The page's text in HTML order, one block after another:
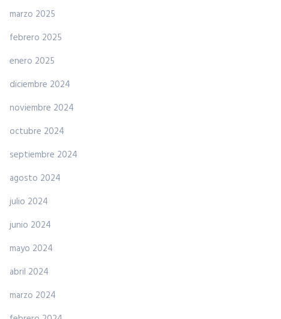
marzo 2025
febrero 2025
enero 2025
diciembre 2024
noviembre 2024
octubre 2024
septiembre 2024
agosto 2024
julio 2024
junio 2024
mayo 2024
abril 2024
marzo 2024